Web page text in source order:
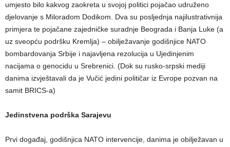
umjesto bilo kakvog zaokreta u svojoj politici pojačao udruženo
djelovanje s Miloradom Dodikom. Dva su posljednja najilustrativnija
primjera te pojačane zajedničke suradnje Beograda i Banja Luke (a
uz sveopću podršku Kremlja) – obilježavanje godišnjice NATO
bombardovanja Srbije i najavljena rezolucija u Ujedinjenim
nacijama o genocidu u Srebrenici. (Dok su rusko-srpski mediji
danima izvještavali da je Vučić jedini političar iz Evrope pozvan na
samit BRICS-a)
Jedinstvena podrška Sarajevu
Prvi događaj, godišnjica NATO intervencije, danima je obilježavan u